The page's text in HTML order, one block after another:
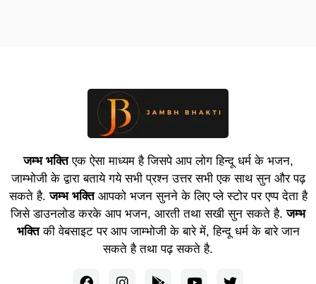
जम्भ भक्तिएक ऐसा माध्यम है जिसपे आप लोग हिन्दू धर्म के भजन,
जाम्भोजी के द्वारा बताये गये सभी प्रश्न उत्तर सभी एक साथ सुन और पढ़
सकते है.जम्भ भक्तिआपको भजन सुनने के लिए प्ले स्टोर पर एप्प देता है
जिसे डाउनलोड करके आप भजन, आरती तथा सखी सुन सकते है.जम्भ
भक्तिकी वेबसाइट पर आप जाम्भोजी के बारे में, हिन्दू धर्म के बारे जान
सकते है तथा पढ़ सकते है.